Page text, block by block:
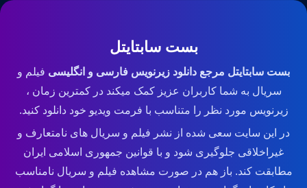
بست سابتایتل
بست سابتایتل مرجع دانلود زیرنویس فارسی و انگلیسیفیلم و
سریال به شما کاربران عزیز کمک میکند در کمترین زمان ،
زیرنویس مورد نظر را متناسب با فرمت ویدیو خود دانلود کنید.
در این سایت سعی شده از نشر فیلم و سریال های نامتعارف و
غیراخلاقی جلوگیری شود و با قوانین جمهوری اسلامی ایران
مطابقت کند. باز هم در صورت مشاهده فیلم و سریال نامناسب